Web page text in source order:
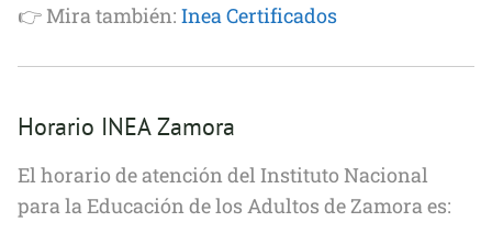
👉 Mira también: Inea Certificados
Horario INEA Zamora
El horario de atención del Instituto Nacional
para la Educación de los Adultos de Zamora es: